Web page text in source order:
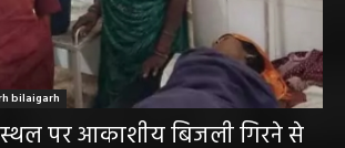
bilaigarh
स्थल पर आकाशीय बिजली गिरने से